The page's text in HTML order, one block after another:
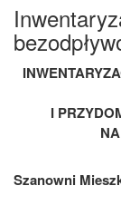
I
Szanowni